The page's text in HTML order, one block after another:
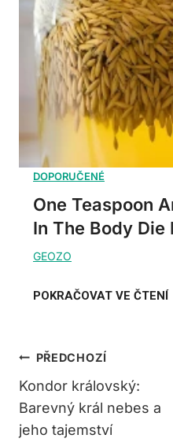
One Teaspoon
In The Body Die
Navigace
Pro
Příspěvek
PŘEDCHOZÍ
Kondor královský:
Barevný král nebes a
jeho tajemství